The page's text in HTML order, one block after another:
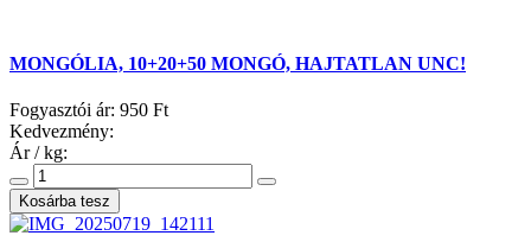
MONGÓLIA, 10+20+50 MONGÓ, HAJTATLAN UNC!
Fogyasztói ár: 950 Ft
Kedvezmény:
Ár / kg: